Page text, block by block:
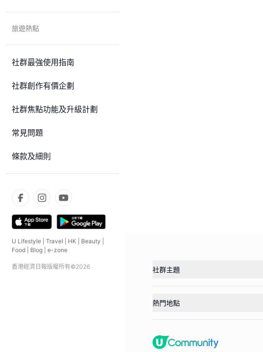
旅遊熱點
社群最強使用指南
社群創作有價企劃
社群焦點功能及升級計劃
常見問題
條款及細則
U Lifestyle Travel HK Beauty
Food
Blog e-zone
香港經濟日報版權所有©2026 社群主題
熱門地點